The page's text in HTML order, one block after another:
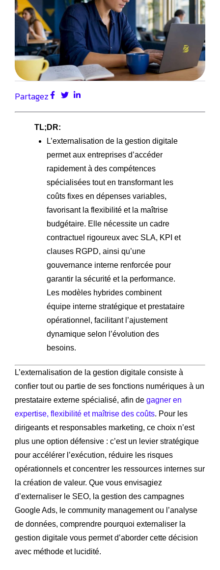
Partagez
TL;DR:
L’externalisation de la gestion digitale
permet aux entreprises d’accéder
rapidement à des compétences
spécialisées tout en transformant les
coûts fixes en dépenses variables,
favorisant la flexibilité et la maîtrise
budgétaire. Elle nécessite un cadre
contractuel rigoureux avec SLA, KPI et
clauses RGPD, ainsi qu’une
gouvernance interne renforcée pour
garantir la sécurité et la performance.
Les modèles hybrides combinent
équipe interne stratégique et prestataire
opérationnel, facilitant l’ajustement
dynamique selon l’évolution des
besoins.
L’externalisation de la gestion digitale consiste à
confier tout ou partie de ses fonctions numériques à un
prestataire externe spécialisé, afin de gagner en
expertise, flexibilité et maîtrise des coûts. Pour les
dirigeants et responsables marketing, ce choix n’est
plus une option défensive : c’est un levier stratégique
pour accélérer l’exécution, réduire les risques
opérationnels et concentrer les ressources internes sur
la création de valeur. Que vous envisagiez
d’externaliser le SEO, la gestion des campagnes
Google Ads, le community management ou l’analyse
de données, comprendre pourquoi externaliser la
gestion digitale vous permet d’aborder cette décision
avec méthode et lucidité.